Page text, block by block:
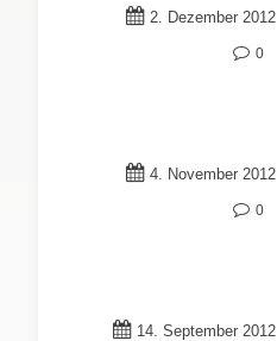
2. Dezember 2012
0
4. November 2012
0
14. September 2012